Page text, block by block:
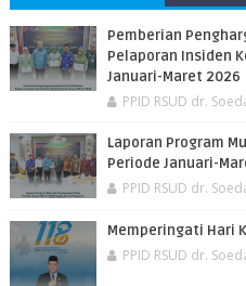
Pemberian
Pelaporan Insiden
Januari-Maret 2026
PPID RSUD dr.
Laporan Program
Periode Januari-
PPID RSUD dr.
Memperingati Hari
PPID RSUD dr.